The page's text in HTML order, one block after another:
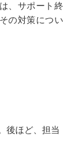
advisory/CVE-
US/advisory/CVE-
、サポート終
の対策につい
後ほど、担当